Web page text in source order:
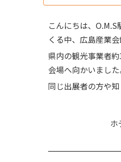
こんにちは、
くる中、広島産業
県内の観光事業者
会場へ向かいました
同じ出展者の方や
ホ